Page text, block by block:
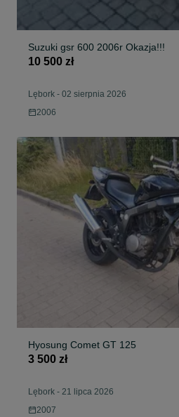
Suzuki gsr 600 2006r Okazja!!!
10 500 zł
Lębork - 02 sierpnia 2026
2006
Hyosung Comet GT 125
3 500 zł
Lębork - 21 lipca 2026
2007